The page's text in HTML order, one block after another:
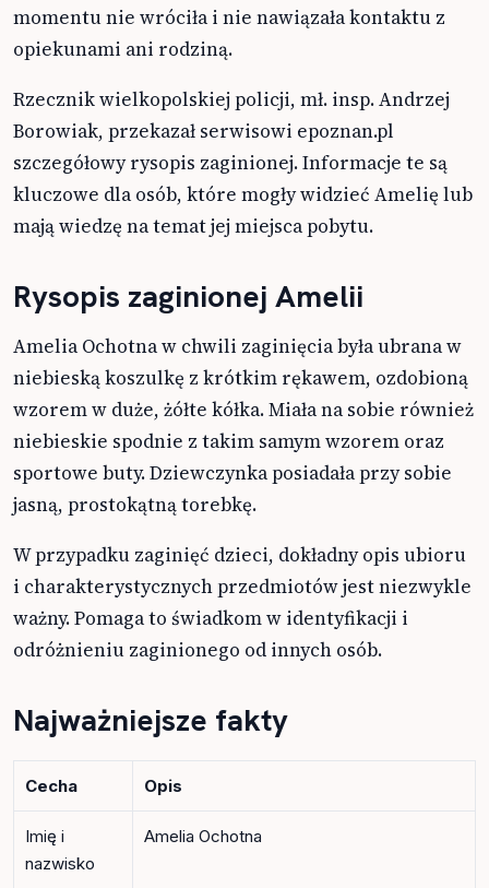
momentu nie wróciła i nie nawiązała kontaktu z
opiekunami ani rodziną.
Rzecznik wielkopolskiej policji, mł. insp. Andrzej
Borowiak, przekazał serwisowi epoznan.pl
szczegółowy rysopis zaginionej. Informacje te są
kluczowe dla osób, które mogły widzieć Amelię lub
mają wiedzę na temat jej miejsca pobytu.
Rysopis zaginionej Amelii
Amelia Ochotna w chwili zaginięcia była ubrana w
niebieską koszulkę z krótkim rękawem, ozdobioną
wzorem w duże, żółte kółka. Miała na sobie również
niebieskie spodnie z takim samym wzorem oraz
sportowe buty. Dziewczynka posiadała przy sobie
jasną, prostokątną torebkę.
W przypadku zaginięć dzieci, dokładny opis ubioru
i charakterystycznych przedmiotów jest niezwykle
ważny. Pomaga to świadkom w identyfikacji i
odróżnieniu zaginionego od innych osób.
Najważniejsze fakty
Cecha Opis
Imię i
nazwisko
Amelia Ochotna